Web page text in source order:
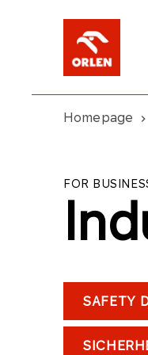
Homepage
FOR
SAFETY